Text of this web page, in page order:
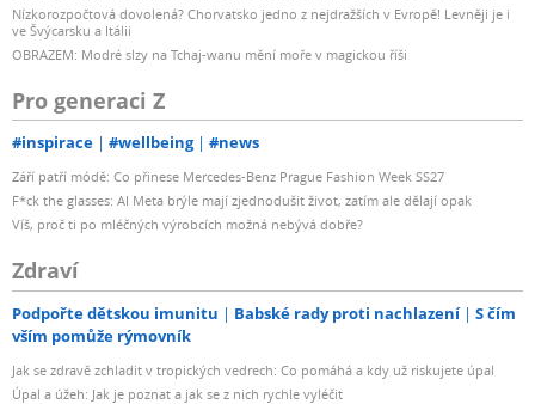
Nízkorozpočtová dovolená? Chorvatsko jedno z nejdražších v Evropě! Levněji je i
ve Švýcarsku a Itálii
OBRAZEM: Modré slzy na Tchaj-wanu mění moře v magickou říši
Pro generaci Z
#inspirace #wellbeing #news
Září patří módě: Co přinese Mercedes-Benz Prague Fashion Week SS27
F*ck the glasses: AI Meta brýle mají zjednodušit život, zatím ale dělají opak
Víš, proč ti po mléčných výrobcích možná nebývá dobře?
Zdraví
Podpořte dětskou imunitu Babské rady proti nachlazení
S čím
vším pomůže rýmovník
Jak se zdravě zchladit v tropických vedrech: Co pomáhá a kdy už riskujete úpal
Úpal a úžeh: Jak je poznat a jak se z nich rychle vyléčit